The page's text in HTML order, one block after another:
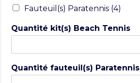
Fauteuil(s) Paratennis (4)
Quantité kit(s) Beach Tennis
Quantité fauteuil(s) Paratennis